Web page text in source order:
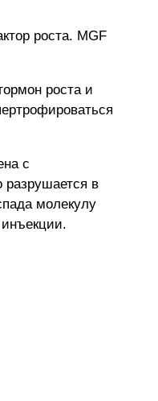
роста. MGF
роста и
с
разрушается в
молекулу